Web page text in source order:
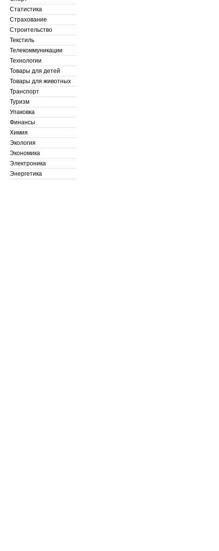
Статистика
Страхование
Строительство
Текстиль
Телекоммуникации
Технологии
Товары для детей
Товары для животных
Транспорт
Туризм
Упаковка
Финансы
Химия
Экология
Экономика
Электроника
Энергетика